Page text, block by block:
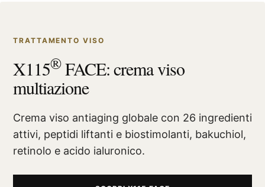
TRATTAMENTO VISO
X115®FACE: crema viso
multiazione
Crema viso antiaging globale con 26 ingredienti
attivi, peptidi liftanti e biostimolanti, bakuchiol,
retinolo e acido ialuronico.